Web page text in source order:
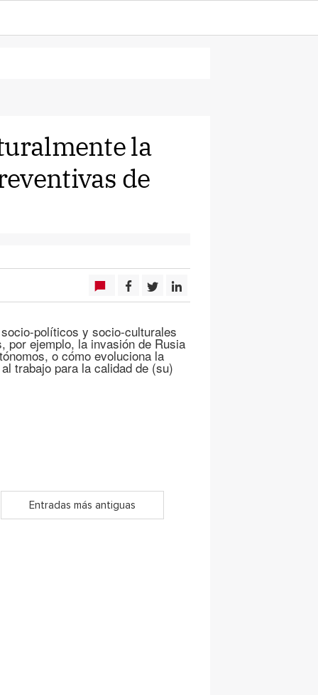
la
de
políticos y socio-culturales
por ejemplo, la invasión de Rusia
o cómo evoluciona la
trabajo para la calidad de (su)
Entradas más antiguas